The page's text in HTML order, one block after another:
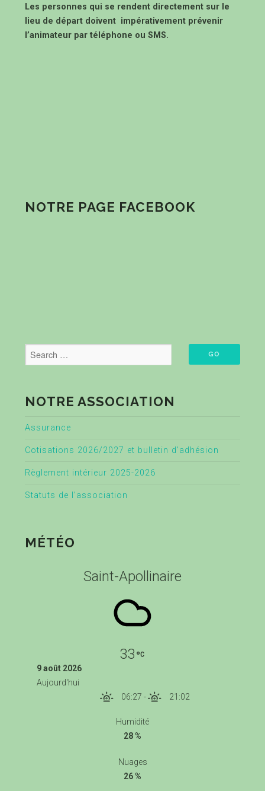
Les personnes qui se rendent directement sur le
lieu de départ doivent impérativement prévenir
l’animateur par téléphone ou SMS.
NOTRE PAGE FACEBOOK
NOTRE ASSOCIATION
Assurance
Cotisations 2026/2027 et bulletin d’adhésion
Règlement intérieur 2025-2026
Statuts de l’association
MÉTÉO
Saint-Apollinaire
33
9 août 2026
Aujourd'hui
06:27 - 21:02
Humidité
28 %
Nuages
26 %